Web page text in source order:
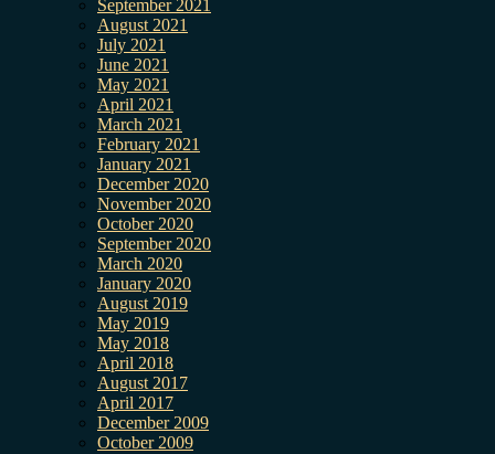
September 2021
August 2021
July 2021
June 2021
May 2021
April 2021
March 2021
February 2021
January 2021
December 2020
November 2020
October 2020
September 2020
March 2020
January 2020
August 2019
May 2019
May 2018
April 2018
August 2017
April 2017
December 2009
October 2009